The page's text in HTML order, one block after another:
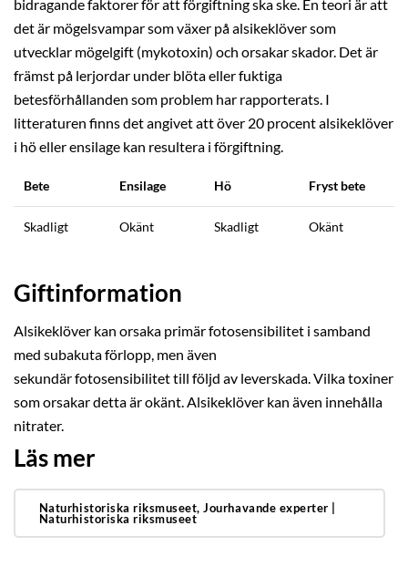
bidragande faktorer för att förgiftning ska ske. En teori är att
det är mögelsvampar som växer på alsikeklöver som
utvecklar mögelgift (mykotoxin) och orsakar skador. Det är
främst på lerjordar under blöta eller fuktiga
betesförhållanden som problem har rapporterats. I
litteraturen finns det angivet att över 20 procent alsikeklöver
i hö eller ensilage kan resultera i förgiftning.
Bete Ensilage Hö Fryst bete
Skadligt Okänt Skadligt Okänt
Giftinformation
Alsikeklöver kan orsaka primär fotosensibilitet i samband
med subakuta förlopp, men även
sekundär fotosensibilitet till följd av leverskada. Vilka toxiner
som orsakar detta är okänt. Alsikeklöver kan även innehålla
nitrater.
Läs mer
Naturhistoriska riksmuseet, Jourhavande experter |
Naturhistoriska riksmuseet